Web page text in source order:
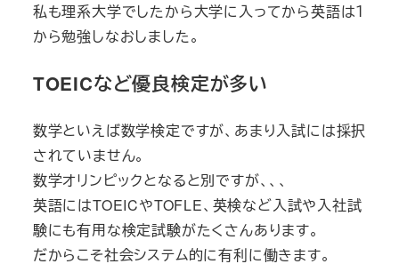
私も理系大学でしたから大学に入ってから英語は１
から勉強しなおしました。
TOEICなど優良検定が多い
数学といえば数学検定ですが、あまり入試には採択
されていません。
数学オリンピックとなると別ですが、、、
英語にはTOEICやTOFLE、英検など入試や入社試
験にも有用な検定試験がたくさんあります。
だからこそ社会システム的に有利に働きます。